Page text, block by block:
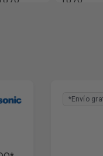
*Envío